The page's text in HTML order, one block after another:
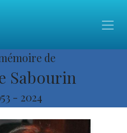
de
Sabourin
- 2024